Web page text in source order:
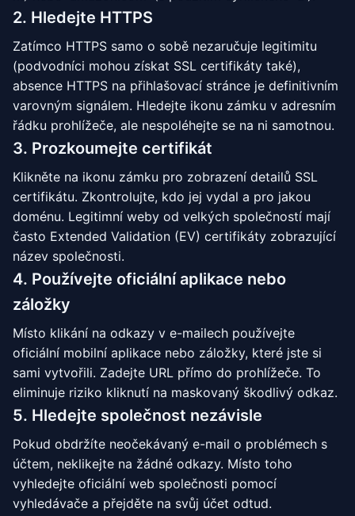
2. Hledejte HTTPS
Zatímco HTTPS samo o sobě nezaručuje legitimitu
(podvodníci mohou získat SSL certifikáty také),
absence HTTPS na přihlašovací stránce je definitivním
varovným signálem. Hledejte ikonu zámku v adresním
řádku prohlížeče, ale nespoléhejte se na ni samotnou.
3. Prozkoumejte certifikát
Klikněte na ikonu zámku pro zobrazení detailů SSL
certifikátu. Zkontrolujte, kdo jej vydal a pro jakou
doménu. Legitimní weby od velkých společností mají
často Extended Validation (EV) certifikáty zobrazující
název společnosti.
4. Používejte oficiální aplikace nebo
záložky
Místo klikání na odkazy v e-mailech používejte
oficiální mobilní aplikace nebo záložky, které jste si
sami vytvořili. Zadejte URL přímo do prohlížeče. To
eliminuje riziko kliknutí na maskovaný škodlivý odkaz.
5. Hledejte společnost nezávisle
Pokud obdržíte neočekávaný e-mail o problémech s
účtem, neklikejte na žádné odkazy. Místo toho
vyhledejte oficiální web společnosti pomocí
vyhledávače a přejděte na svůj účet odtud.